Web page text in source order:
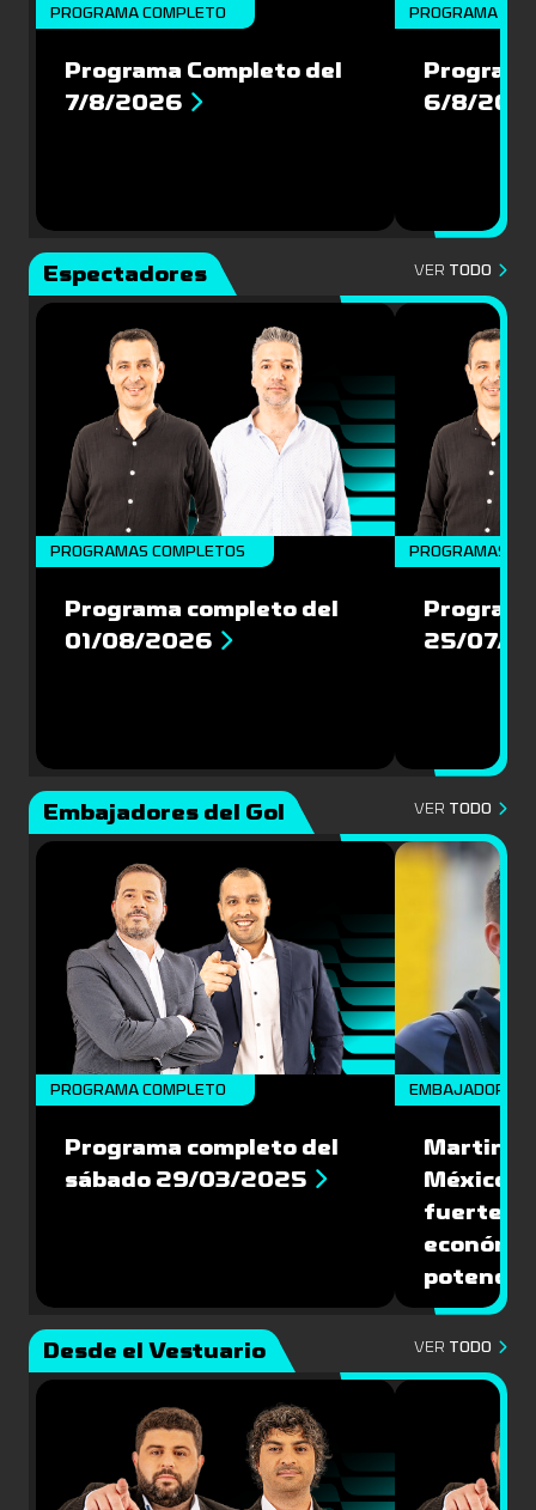
PROGRAMA COMPLETO
Programa Completo del
7/8/2026
PROGRAMA
6/8/
Espectadores VER TODO
PROGRAMAS COMPLETOS
Programa completo del
01/08/2026
PROGRAMAS
25/07/
Embajadores del Gol VER TODO
PROGRAMA COMPLETO
Programa completo del
sábado 29/03/2025
EMBAJADORES
Martin
México:
fuerte
Desde el Vestuario VER TODO